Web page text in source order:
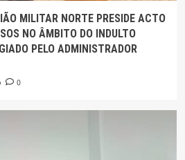
MILITAR NORTE PRESIDE ACTO
NO ÂMBITO DO INDULTO
PELO ADMINISTRADOR
0